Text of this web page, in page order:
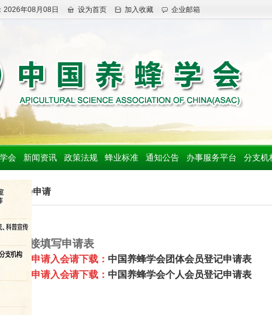
2026年08月08日 设为首页 加入收藏 企业邮箱
会 新闻资讯 政策法规 蜂业标准 通知公告 办事服务平台 分支机
员入会申请
一、直接填写申请表
1、单位申请入会请下载： 中国养蜂学会团体会员登记申请表
2、个人申请入会请下载 ： 中国养蜂学会个人会员登记申请表